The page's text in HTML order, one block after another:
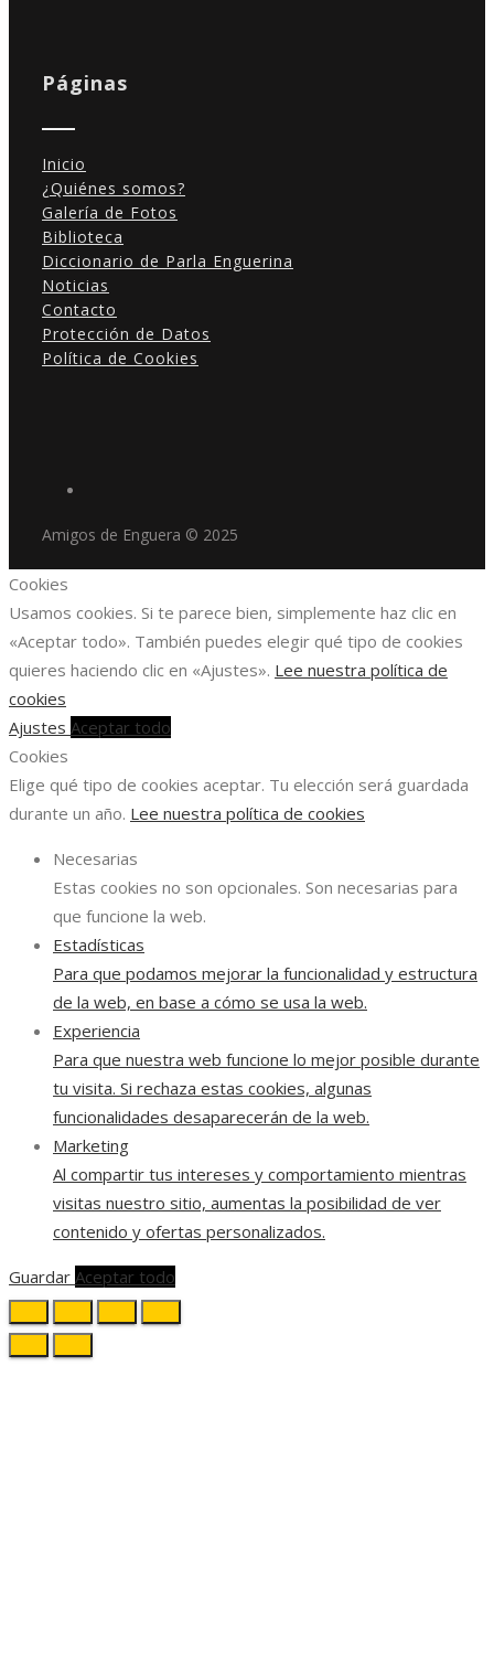
Páginas
Inicio
¿Quiénes somos?
Galería de Fotos
Biblioteca
Diccionario de Parla Enguerina
Noticias
Contacto
Protección de Datos
Política de Cookies
Amigos de Enguera © 2025
Cookies
Usamos cookies. Si te parece bien, simplemente haz clic en
«Aceptar todo». También puedes elegir qué tipo de cookies
quieres haciendo clic en «Ajustes». Lee nuestra política de
cookies
Ajustes Aceptar todo
Cookies
Elige qué tipo de cookies aceptar. Tu elección será guardada
durante un año. Lee nuestra política de cookies
Necesarias
Estas cookies no son opcionales. Son necesarias para
que funcione la web.
Estadísticas
Para que podamos mejorar la funcionalidad y estructura
de la web, en base a cómo se usa la web.
Experiencia
Para que nuestra web funcione lo mejor posible durante
tu visita. Si rechaza estas cookies, algunas
funcionalidades desaparecerán de la web.
Marketing
Al compartir tus intereses y comportamiento mientras
visitas nuestro sitio, aumentas la posibilidad de ver
contenido y ofertas personalizados.
Guardar Aceptar todo